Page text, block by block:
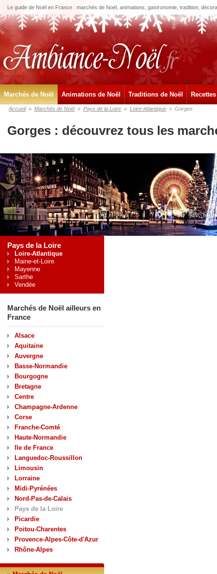
Le guide de Noël en France : marchés de Noël, animations, gastronomie, tradition,
Marchés de Noël Animations de Noël Traditions de Noël
Accueil » Marchés de Noël » Pays de la Loire » Loire-Atlantique » Gorges
Gorges : découvrez tous les
Pays de la Loire
Loire-Atlantique
Maine-et-Loire
Mayenne
Sarthe
Vendée
Marchés de Noël ailleurs en
France
Alsace
Aquitaine
Auvergne
Basse-Normandie
Bourgogne
Bretagne
Centre
Champagne-Ardenne
Corse
Franche-Comté
Haute-Normandie
Ile de France
Languedoc-Roussillon
Limousin
Lorraine
Midi-Pyrénées
Nord-Pas-de-Calais
Pays de la Loire
Picardie
Poitou-Charentes
Provence-Alpes-Côte-d'Azur
Rhône-Alpes